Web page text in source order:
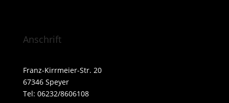
Anschrift
Franz-Kirrmeier-Str. 20
67346 Speyer
Tel: 06232/8606108